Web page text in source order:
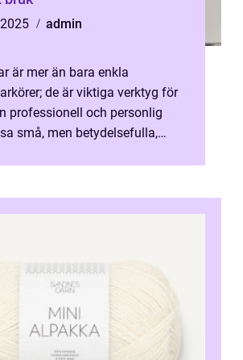
admin
är mer än bara enkla
de är viktiga verktyg för
professionell och personlig
små, men betydelsefulla,